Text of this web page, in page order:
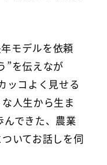
モデルを依頼
”を伝えなが
ッコよく見せる
人生から生ま
できた、農業
いてお話しを伺